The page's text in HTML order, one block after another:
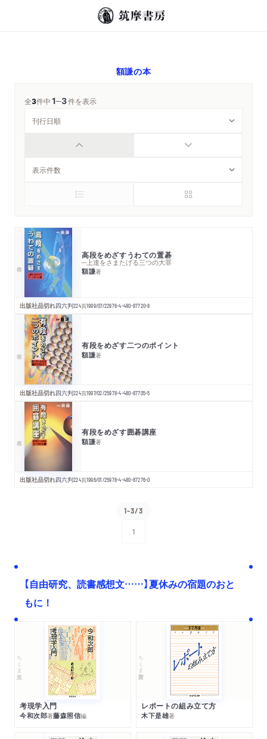
額謙の本
全3件中1─3件を表示
高段をめざすうわての置碁
─上達をさまたげる三つの大罪
額謙著
出版社品切れ四六判224頁1999/07/22978-4-480-87720-8
有段をめざす二つのポイント
額謙著
出版社品切れ四六判224頁1997/02/25978-4-480-87705-5
有段をめざす囲碁講座
額謙著
出版社品切れ四六判224頁1996/01/25978-4-480-87276-0
1-3/3
1
【自由研究、読書感想文……】夏休みの宿題のおと
もに！
ちくま文庫
考現学入門
今和次郎著藤森照信編
ちくま学芸文庫
レポートの組み立て方
木下是雄著